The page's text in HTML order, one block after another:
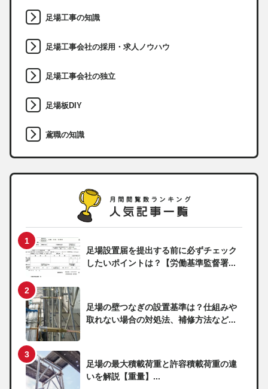
足場工事の知識
足場工事会社の採用・求人ノウハウ
足場工事会社の独立
足場板DIY
鳶職の知識
足場設置届を提出する前に必ずチェック
したいポイントは？【労働基準監督署...
足場の壁つなぎの設置基準は？仕組みや
取れない場合の対処法、補修方法など...
足場の最大積載荷重と許容積載荷重の違
いを解説【重量】...